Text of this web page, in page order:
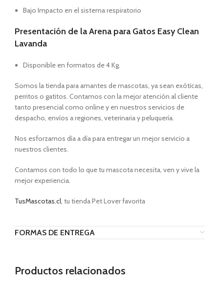
Bajo Impacto en el sistema respiratorio
Presentación de la Arena para Gatos Easy Clean
Lavanda
Disponible en formatos de 4 Kg.
Somos la tienda para amantes de mascotas, ya sean exóticas,
perritos o gatitos. Contamos con la mejor atención al cliente
tanto presencial como online y en nuestros servicios de
despacho, envíos a regiones, veterinaria y peluquería.
Nos esforzamos día a día para entregar un mejor servicio a
nuestros clientes.
Contamos con todo lo que tu mascota necesita, ven y vive la
mejor experiencia.
TusMascotas.cl, tu tienda Pet Lover favorita
FORMAS DE ENTREGA
Productos relacionados